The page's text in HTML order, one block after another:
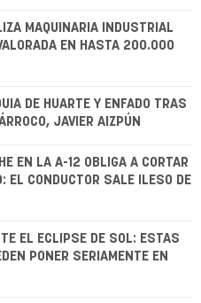
MAQUINARIA INDUSTRIAL
EN HASTA 200.000
DE HUARTE Y ENFADO TRAS
JAVIER AIZPÚN
EN LA A-12 OBLIGA A CORTAR
EL CONDUCTOR SALE ILESO DE
EL ECLIPSE DE SOL: ESTAS
PONER SERIAMENTE EN